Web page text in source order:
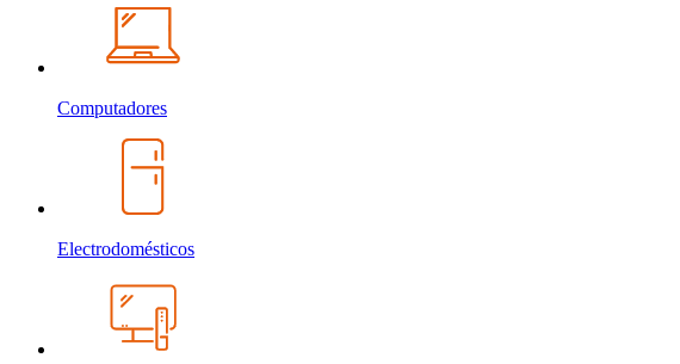
Computadores
Electrodomésticos